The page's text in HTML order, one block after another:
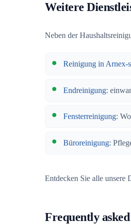
Weitere
Neben der
Reinigung in Arnex-
Endreinigung:
Fensterreinigung:
Büroreinigung:
Entdecken Sie alle unsere
Frequently